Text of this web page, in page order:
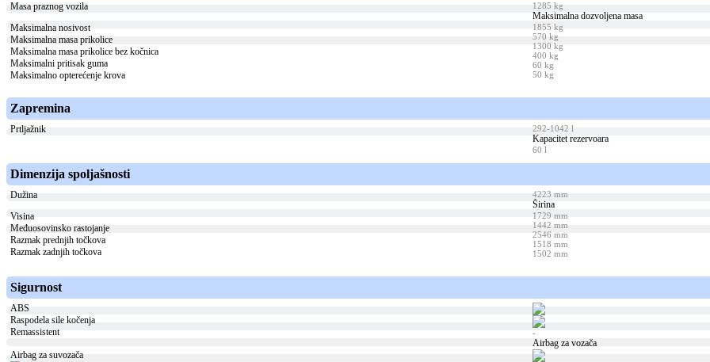
Masa praznog vozila 1285 kg
Maksimalna dozvoljena masa
1855 kg
Maksimalna nosivost
570 kg
Maksimalna masa prikolice
1300 kg
Maksimalna masa prikolice bez kočnica 400 kg
Maksimalni pritisak guma 60 kg
Maksimalno opterećenje krova 50 kg
Zapremina
Prtljažnik 292-1042 l
Kapacitet rezervoara
60 l
Dimenzija spoljašnosti
Dužina 4223 mm
Širina
1729 mm
Visina
1442 mm
Međuosovinsko rastojanje
2546 mm
Razmak prednjih točkova 1518 mm
Razmak zadnjih točkova 1502 mm
Sigurnost
ABS
Raspodela sile kočenja
Remassistent
-
Airbag za vozača
Airbag za suvozača